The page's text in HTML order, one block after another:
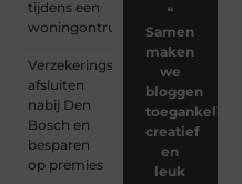
tijdens een
woningontruiming?
Verzekeringspakket
afsluiten
nabij Den
Bosch en
besparen
op premies
❝
Samen
maken
we
bloggen
toegankelijk,
creatief
en
leuk